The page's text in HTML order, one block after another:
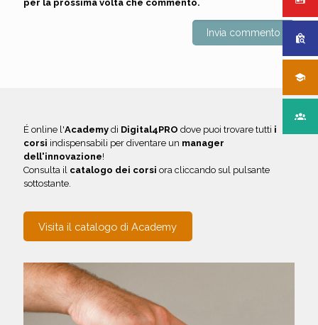
per la prossima volta che commento.
É online l'Academy di Digital4PRO dove puoi trovare tutti i
corsi indispensabili per diventare un manager
dell'innovazione!
Consulta il catalogo dei corsi ora cliccando sul pulsante
sottostante.
Visita il catalogo di Academy